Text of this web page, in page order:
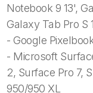
Notebook 9 13',
Galaxy Tab Pro S
- Google
- Microsoft
2, Surface Pro 7,
950/950 XL